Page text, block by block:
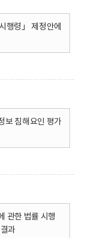
행령」 제정안에
보 침해요인 평가
관한 법률 시행
과